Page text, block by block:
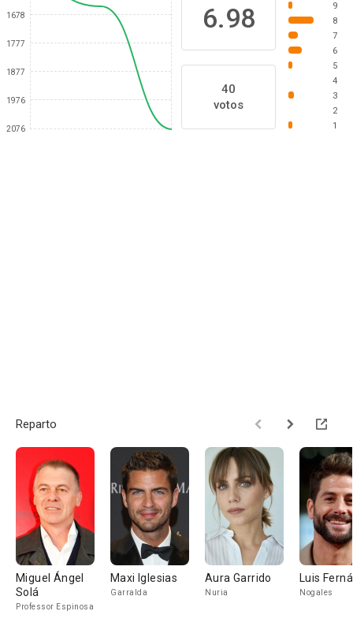
1678
1777
1877
1976
2076
6.98
40
votos
9
8
7
6
5
4
3
2
1
Reparto
Miguel Ángel
Solá
Professor Espinosa
Maxi Iglesias
Garralda
Aura Garrido
Nuria
Luis
Nogales